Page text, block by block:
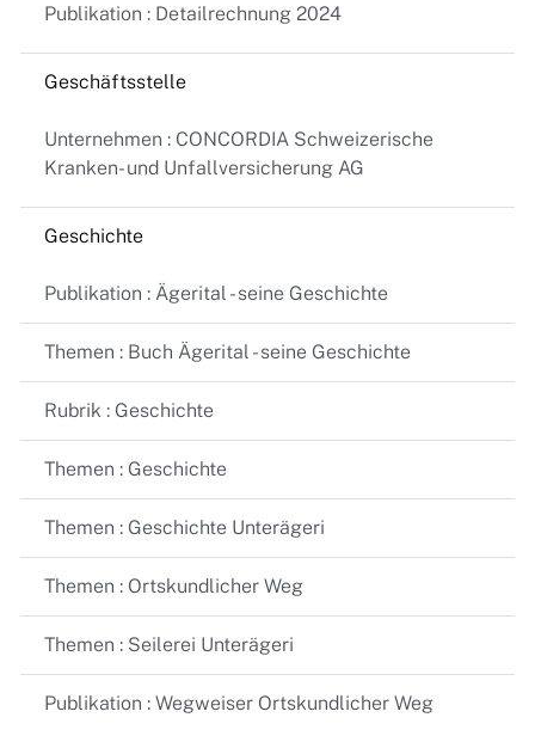
Publikation : Detailrechnung 2024
Geschäftsstelle
Unternehmen : CONCORDIA Schweizerische
Kranken- und Unfallversicherung AG
Geschichte
Publikation : Ägerital - seine Geschichte
Themen : Buch Ägerital - seine Geschichte
Rubrik : Geschichte
Themen : Geschichte
Themen : Geschichte Unterägeri
Themen : Ortskundlicher Weg
Themen : Seilerei Unterägeri
Publikation : Wegweiser Ortskundlicher Weg